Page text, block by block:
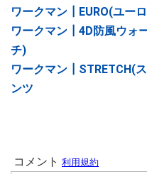
ワークマン┃EURO(ユー
ワークマン┃4D防風ウォ
チ)
ワークマン┃STRETCH(
ンツ